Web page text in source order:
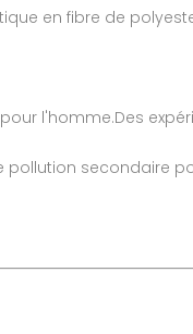
en fibre de
l'homme.Des
pollution secondaire